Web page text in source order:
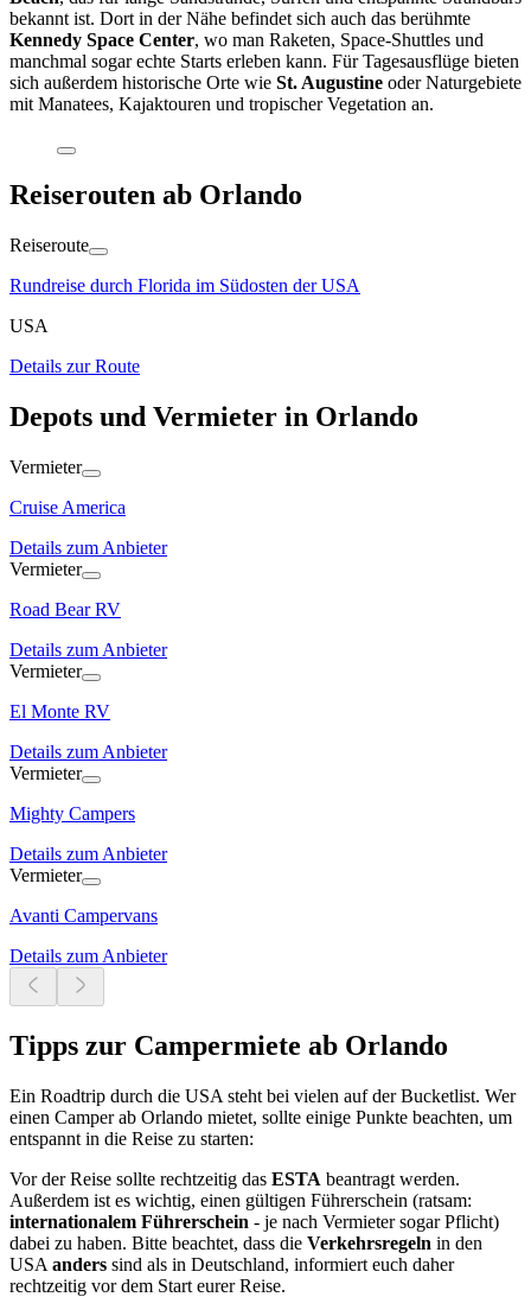
bekannt ist. Dort in der Nähe befindet sich auch das berühmte
Kennedy Space Center, wo man Raketen, Space-Shuttles und
manchmal sogar echte Starts erleben kann. Für Tagesausflüge bieten
sich außerdem historische Orte wie St. Augustine oder Naturgebiete
mit Manatees, Kajaktouren und tropischer Vegetation an.
Reiserouten ab Orlando
Reiseroute
Rundreise durch Florida im Südosten der USA
USA
Details zur Route
Depots und Vermieter in Orlando
Vermieter
Cruise America
Details zum Anbieter
Vermieter
Road Bear RV
Details zum Anbieter
Vermieter
El Monte RV
Details zum Anbieter
Vermieter
Mighty Campers
Details zum Anbieter
Vermieter
Avanti Campervans
Details zum Anbieter
Tipps zur Campermiete ab Orlando
Ein Roadtrip durch die USA steht bei vielen auf der Bucketlist. Wer
einen Camper ab Orlando mietet, sollte einige Punkte beachten, um
entspannt in die Reise zu starten:
Vor der Reise sollte rechtzeitig das ESTA beantragt werden.
Außerdem ist es wichtig, einen gültigen Führerschein (ratsam:
internationalem Führerschein - je nach Vermieter sogar Pflicht)
dabei zu haben. Bitte beachtet, dass die Verkehrsregeln in den
USA anders sind als in Deutschland, informiert euch daher
rechtzeitig vor dem Start eurer Reise.